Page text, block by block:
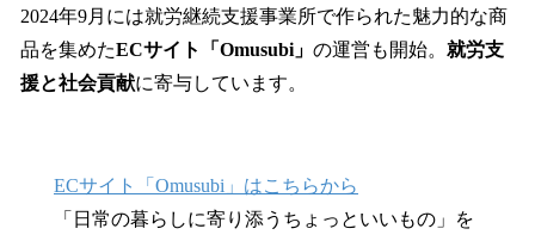
2024年9月には就労継続支援事業所で作られた魅力的な商
品を集めたECサイト「Omusubi」 の運営も開始。 就労支
援と社会貢献に寄与しています。
ECサイト「Omusubi」はこちらから
「日常の暮らしに寄り添うちょっといいもの」を